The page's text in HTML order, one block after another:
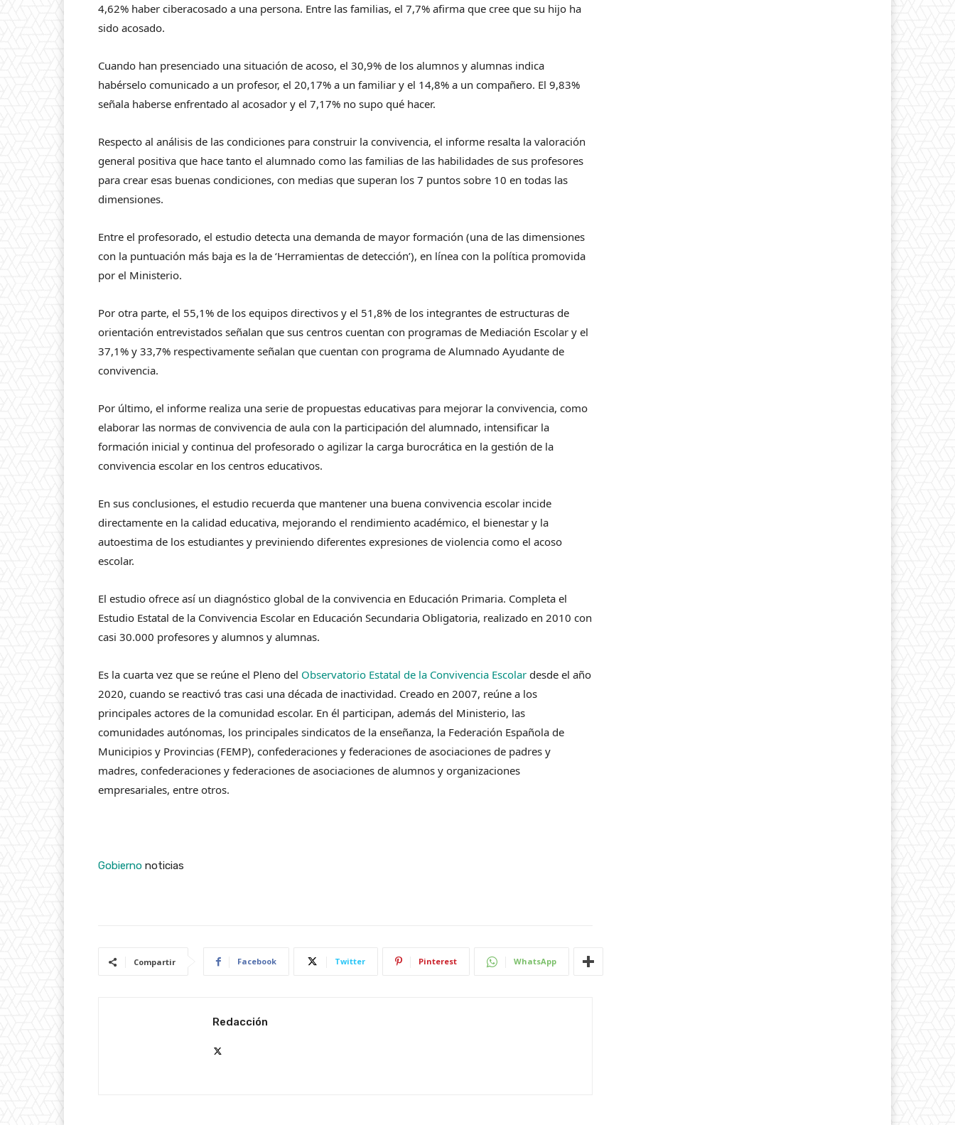
4,62% haber ciberacosado a una persona. Entre las familias, el 7,7% afirma que cree que su hijo ha
sido acosado.
Cuando han presenciado una situación de acoso, el 30,9% de los alumnos y alumnas indica
habérselo comunicado a un profesor, el 20,17% a un familiar y el 14,8% a un compañero. El 9,83%
señala haberse enfrentado al acosador y el 7,17% no supo qué hacer.
Respecto al análisis de las condiciones para construir la convivencia, el informe resalta la valoración
general positiva que hace tanto el alumnado como las familias de las habilidades de sus profesores
para crear esas buenas condiciones, con medias que superan los 7 puntos sobre 10 en todas las
dimensiones.
Entre el profesorado, el estudio detecta una demanda de mayor formación (una de las dimensiones
con la puntuación más baja es la de ‘Herramientas de detección’), en línea con la política promovida
por el Ministerio.
Por otra parte, el 55,1% de los equipos directivos y el 51,8% de los integrantes de estructuras de
orientación entrevistados señalan que sus centros cuentan con programas de Mediación Escolar y el
37,1% y 33,7% respectivamente señalan que cuentan con programa de Alumnado Ayudante de
convivencia.
Por último, el informe realiza una serie de propuestas educativas para mejorar la convivencia, como
elaborar las normas de convivencia de aula con la participación del alumnado, intensificar la
formación inicial y continua del profesorado o agilizar la carga burocrática en la gestión de la
convivencia escolar en los centros educativos.
En sus conclusiones, el estudio recuerda que mantener una buena convivencia escolar incide
directamente en la calidad educativa, mejorando el rendimiento académico, el bienestar y la
autoestima de los estudiantes y previniendo diferentes expresiones de violencia como el acoso
escolar.
El estudio ofrece así un diagnóstico global de la convivencia en Educación Primaria. Completa el
Estudio Estatal de la Convivencia Escolar en Educación Secundaria Obligatoria, realizado en 2010 con
casi 30.000 profesores y alumnos y alumnas.
Es la cuarta vez que se reúne el Pleno del Observatorio Estatal de la Convivencia Escolar desde el año
2020, cuando se reactivó tras casi una década de inactividad. Creado en 2007, reúne a los
principales actores de la comunidad escolar. En él participan, además del Ministerio, las
comunidades autónomas, los principales sindicatos de la enseñanza, la Federación Española de
Municipios y Provincias (FEMP), confederaciones y federaciones de asociaciones de padres y
madres, confederaciones y federaciones de asociaciones de alumnos y organizaciones
empresariales, entre otros.
Gobierno noticias
Compartir Facebook Twitter Pinterest WhatsApp
Redacción